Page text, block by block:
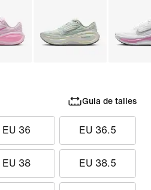
Guia de talles
EU 36 EU 36.5
EU 38 EU 38.5